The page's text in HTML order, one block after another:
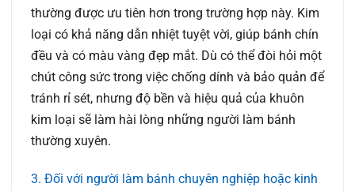
thường được ưu tiên hơn trong trường hợp này. Kim
loại có khả năng dẫn nhiệt tuyệt vời, giúp bánh chín
đều và có màu vàng đẹp mắt. Dù có thể đòi hỏi một
chút công sức trong việc chống dính và bảo quản để
tránh rỉ sét, nhưng độ bền và hiệu quả của khuôn
kim loại sẽ làm hài lòng những người làm bánh
thường xuyên.
3. Đối với người làm bánh chuyên nghiệp hoặc kinh